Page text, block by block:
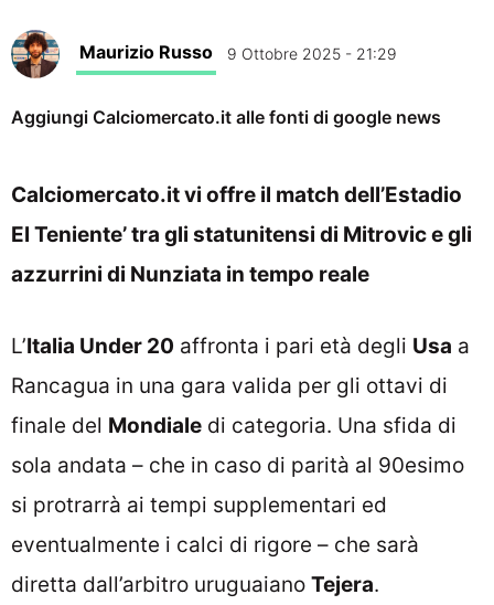
Maurizio Russo 9 Ottobre 2025 - 21:29
Aggiungi Calciomercato.it alle fonti di google news
Calciomercato.it vi offre il match dell’Estadio
El Teniente’ tra gli statunitensi di Mitrovic e gli
azzurrini di Nunziata in tempo reale
L’Italia Under 20 affronta i pari età degli Usa a
Rancagua in una gara valida per gli ottavi di
finale del Mondiale di categoria. Una sfida di
sola andata – che in caso di parità al 90esimo
si protrarrà ai tempi supplementari ed
eventualmente i calci di rigore – che sarà
diretta dall’arbitro uruguaiano Tejera.